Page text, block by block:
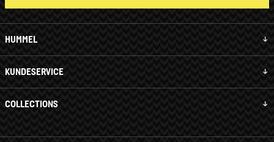
HUMMEL
KUNDESERVICE
COLLECTIONS